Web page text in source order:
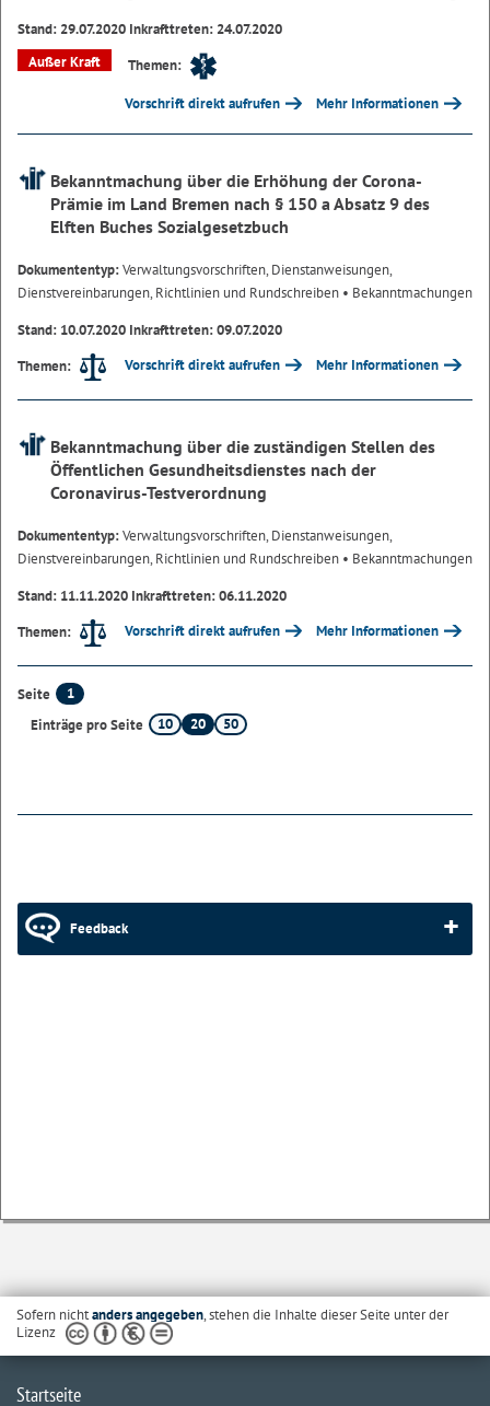
Stand: 29.07.2020 Inkrafttreten: 24.07.2020
Außer Kraft
Themen:
Vorschrift direkt aufrufen Mehr Informationen
Bekanntmachung über die Erhöhung der Corona-
Prämie im Land Bremen nach § 150 a Absatz 9 des
Elften Buches Sozialgesetzbuch
Dokumententyp:Verwaltungsvorschriften, Dienstanweisungen,
Dienstvereinbarungen, Richtlinien und Rundschreiben • Bekanntmachungen
Stand: 10.07.2020 Inkrafttreten: 09.07.2020
Themen:
Vorschrift direkt aufrufen Mehr Informationen
Bekanntmachung über die zuständigen Stellen des
Öffentlichen Gesundheitsdienstes nach der
Coronavirus-Testverordnung
Dokumententyp:Verwaltungsvorschriften, Dienstanweisungen,
Dienstvereinbarungen, Richtlinien und Rundschreiben • Bekanntmachungen
Stand: 11.11.2020 Inkrafttreten: 06.11.2020
Themen:
Vorschrift direkt aufrufen Mehr Informationen
Seite
1
Einträge pro Seite
10 20 50
Feedback
Sofern nichtanders angegeben, stehen die Inhalte dieser Seite unter der
Lizenz
Startseite